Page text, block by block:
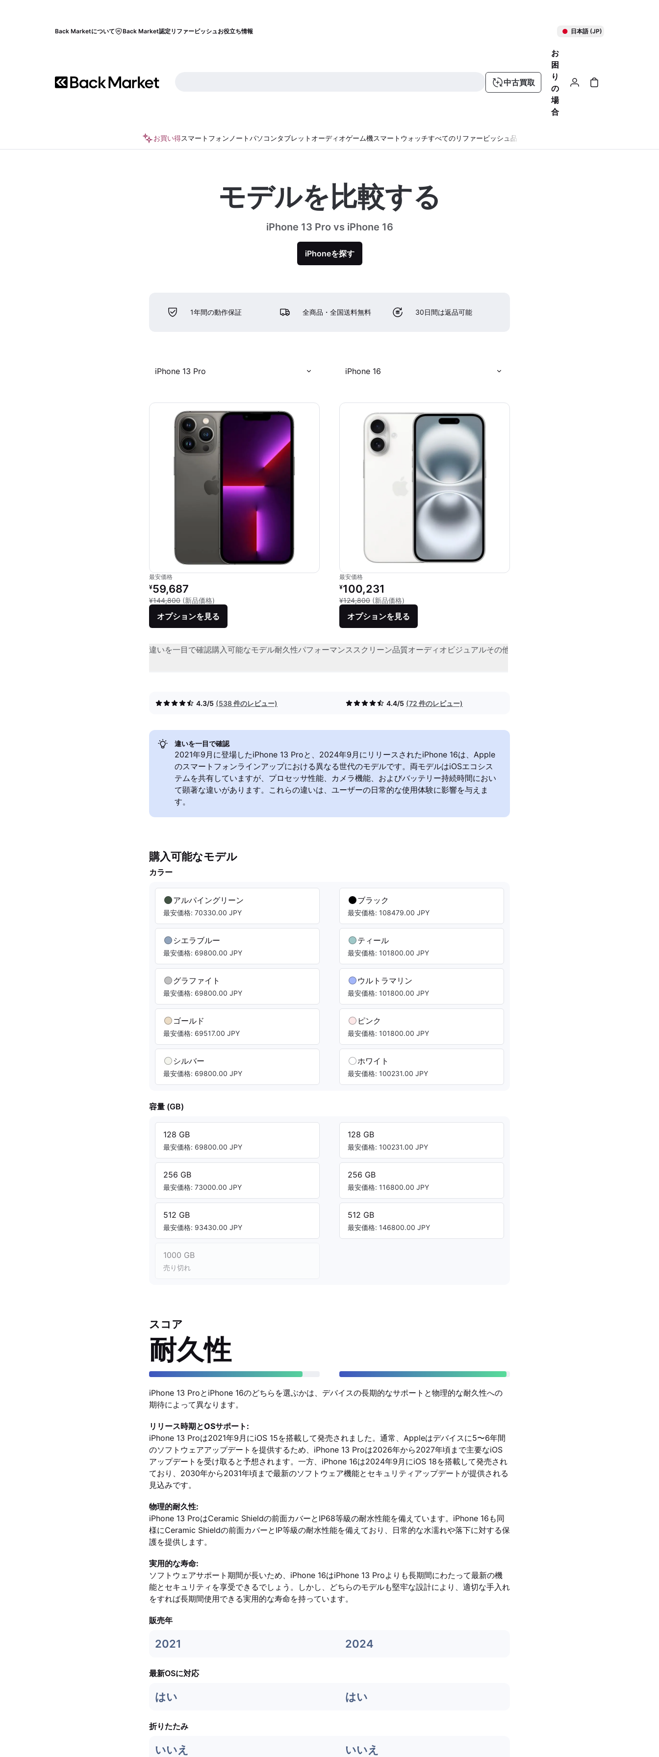
Back Marketについて Back Market認定リファービッシュお役立ち情報 日本語 (JP)
中古買取
お
困
り
の
場
合
お買い得スマートフォン ノートパソコンタブレット オーディオゲーム機スマートウォッチすべてのリファービッシュ品
モデルを比較する
iPhone 13 Pro vs iPhone 16
iPhoneを探す
1年間の動作保証 全商品・全国送料無料 30日間は返品可能
iPhone 13 Pro iPhone 16
最安価格
リファービッシュ品の価格：
¥59,687
¥144,800 (新品価格)
オプションを見る
最安価格
リファービッシュ品の価格：
¥100,231
¥124,800 (新品価格)
オプションを見る
違いを一目で確認購入可能なモデル耐久性パフォーマンススクリーン品質オーディオビジュアルその他
4.3/5 (538 件のレビュー) 4.4/5 (72 件のレビュー)
違いを一目で確認
2021年9月に登場したiPhone 13 Proと、2024年9月にリリースされたiPhone 16は、Apple
のスマートフォンラインアップにおける異なる世代のモデルです。両モデルはiOSエコシス
テムを共有していますが、プロセッサ性能、カメラ機能、およびバッテリー持続時間におい
て顕著な違いがあります。これらの違いは、ユーザーの日常的な使用体験に影響を与えま
す。
購入可能なモデル
カラー
アルパイングリーン
最安価格: 70330.00 JPY
シエラブルー
最安価格: 69800.00 JPY
グラファイト
最安価格: 69800.00 JPY
ゴールド
最安価格: 69517.00 JPY
シルバー
最安価格: 69800.00 JPY
ブラック
最安価格: 108479.00 JPY
ティール
最安価格: 101800.00 JPY
ウルトラマリン
最安価格: 101800.00 JPY
ピンク
最安価格: 101800.00 JPY
ホワイト
最安価格: 100231.00 JPY
容量 (GB)
128 GB
最安価格: 69800.00 JPY
256 GB
最安価格: 73000.00 JPY
512 GB
最安価格: 93430.00 JPY
1000 GB
売り切れ
128 GB
最安価格: 100231.00 JPY
256 GB
最安価格: 116800.00 JPY
512 GB
最安価格: 146800.00 JPY
スコア
耐久性
iPhone 13 ProとiPhone 16のどちらを選ぶかは、デバイスの長期的なサポートと物理的な耐久性への
期待によって異なります。
リリース時期とOSサポート:
iPhone 13 Proは2021年9月にiOS 15を搭載して発売されました。通常、Appleはデバイスに5〜6年間
のソフトウェアアップデートを提供するため、iPhone 13 Proは2026年から2027年頃まで主要なiOS
アップデートを受け取ると予想されます。一方、iPhone 16は2024年9月にiOS 18を搭載して発売され
ており、2030年から2031年頃まで最新のソフトウェア機能とセキュリティアップデートが提供される
見込みです。
物理的耐久性:
iPhone 13 ProはCeramic Shieldの前面カバーとIP68等級の耐水性能を備えています。iPhone 16も同
様にCeramic Shieldの前面カバーとIP等級の耐水性能を備えており、日常的な水濡れや落下に対する保
護を提供します。
実用的な寿命:
ソフトウェアサポート期間が長いため、iPhone 16はiPhone 13 Proよりも長期間にわたって最新の機
能とセキュリティを享受できるでしょう。しかし、どちらのモデルも堅牢な設計により、適切な手入れ
をすれば長期間使用できる実用的な寿命を持っています。
販売年
2021 2024
最新OSに対応
はい はい
折りたたみ
いいえ いいえ